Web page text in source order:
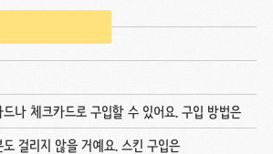
나 체크카드로 구입할 수 있어요. 구입 방법은
걸리지 않을 거예요. 스킨 구입은